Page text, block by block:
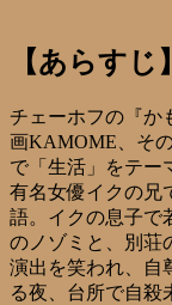
【あらすじ】
チェーホフの『か
画KAMOME、そ
で「生活」をテー
有名女優イクの兄
語。イクの息子で
のノゾミと、別荘
演出を笑われ、自
る夜、台所で自殺